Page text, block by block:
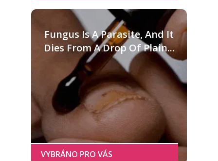
Fungus Is A Parasite, And It
Dies From A Drop Of Plain...